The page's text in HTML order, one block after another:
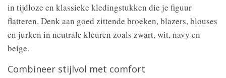
in tijdloze en klassieke kledingstukken die je figuur
flatteren. Denk aan goed zittende broeken, blazers, blouses
en jurken in neutrale kleuren zoals zwart, wit, navy en
beige.
Combineer stijlvol met comfort